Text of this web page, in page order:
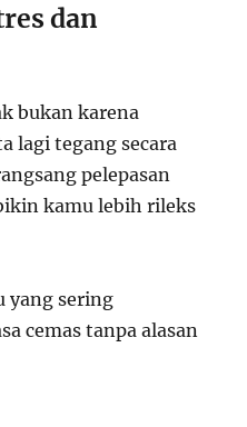
dan
bukan karena
lagi tegang secara
pelepasan
kamu lebih rileks
yang sering
cemas tanpa alasan